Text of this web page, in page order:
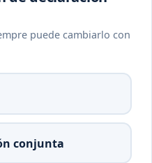
puede cambiarlo con
conjunta